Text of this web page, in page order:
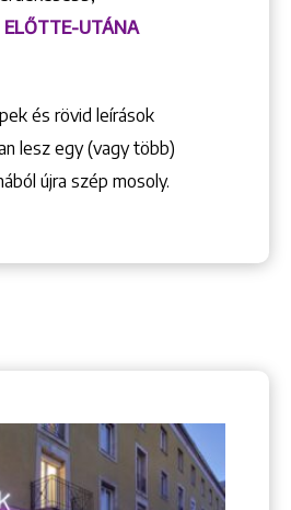
ELŐTTE-UTÁNA
és rövid leírások
lesz egy (vagy több)
újra szép mosoly.